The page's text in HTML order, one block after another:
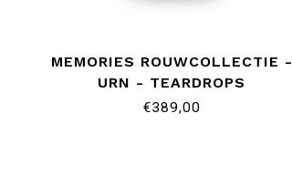
MEMORIES ROUWCOLLECTIE -
URN - TEARDROPS
€389,00